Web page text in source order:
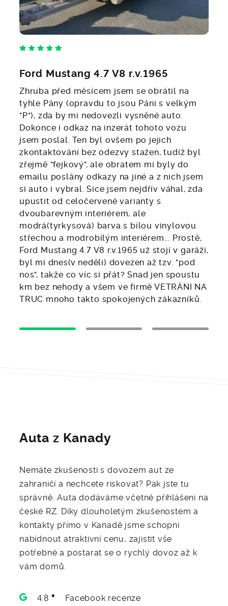
Ford Mustang 4.7 V8 r.v.1965
Zhruba před měsícem jsem se obrátil na
tyhle Pány (opravdu to jsou Páni s velkým
"P"), zda by mi nedovezli vysněné auto.
Dokonce i odkaz na inzerát tohoto vozu
jsem poslal. Ten byl ovšem po jejich
zkontaktování bez odezvy stažen, tudíž byl
zřejmě "fejkový", ale obratem mi byly do
emailu poslány odkazy na jiné a z nich jsem
si auto i vybral. Sice jsem nejdřív váhal, zda
upustit od celočervené varianty s
dvoubarevným interiérem, ale
modrá(tyrkysová) barva s bílou vinylovou
střechou a modrobílým interiérem... Prostě,
Ford Mustang 4.7 V8 r.v.1965 už stojí v garáži,
byl mi dnes(v neděli) dovezen až tzv. "pod
nos", takže co víc si přát? Snad jen spoustu
km bez nehody a všem ve firmě VETRÁNI NA
TRUC mnoho takto spokojených zákazníků.
Auta z Kanady
Nemáte zkušenosti s dovozem aut ze
zahraničí a nechcete riskovat? Pak jste tu
správně. Auta dodáváme včetně přihlášeni na
české RZ. Díky dlouholetým zkušenostem a
kontakty přímo v Kanadě jsme schopni
nabídnout atraktivní cenu, zajistit vše
potřebné a postarat se o rychlý dovoz až k
vám domů.
4.8 Facebook recenze